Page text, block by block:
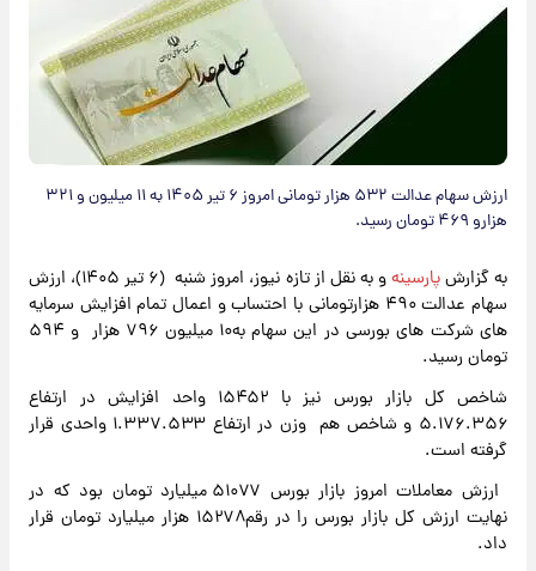
ارزش سهام عدالت ۵۳۲ هزار تومانی امروز ۶ تیر ۱۴۰۵ به ۱۱ میلیون و ۳۲۱
هزارو ۴۶۹ تومان رسید.
به گزارشپارسینه
و به نقل از تازه نیوز، امروز شنبه (۶ تیر ۱۴۰۵)، ارزش
سهام عدالت ۴۹۰ هزارتومانی با احتساب و اعمال تمام افزایش سرمایه
های شرکت های بورسی در این سهام به۱۰ میلیون ۷۹۶ هزار و ۵۹۴
تومان رسید.
شاخص کل بازار بورس نیز با ۱۵۴۵۲ واحد افزایش در ارتفاع
۵.۱۷۶.۳۵۶ و شاخص هم وزن در ارتفاع ۱.۳۳۷.۵۳۳ واحدی قرار
گرفته است.
ارزش معاملات امروز بازار بورس ۵۱۰۷۷ میلیارد تومان بود که در
نهایت ارزش کل بازار بورس را در رقم۱۵۲۷۸ هزار میلیارد تومان قرار
داد.